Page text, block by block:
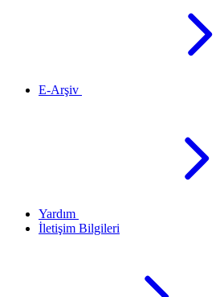
E-Arşiv
Yardım
İletişim Bilgileri